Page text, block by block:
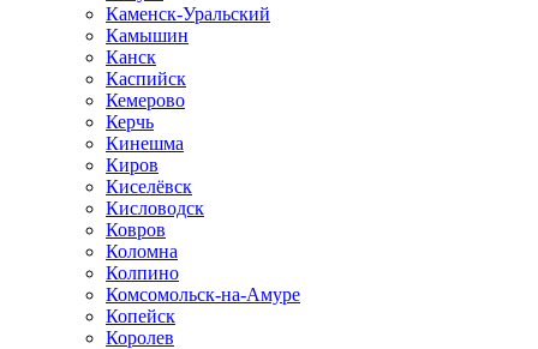
Каменск-Уральский
Камышин
Канск
Каспийск
Кемерово
Керчь
Кинешма
Киров
Киселёвск
Кисловодск
Ковров
Коломна
Колпино
Комсомольск-на-Амуре
Копейск
Королев